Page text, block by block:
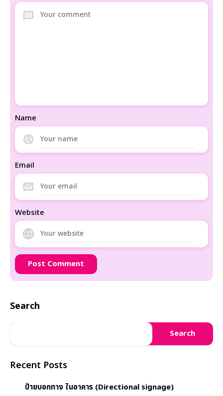
Name
Email
Website
Search
Search
Recent Posts
ป้ายบอกทาง ในอาคาร (Directional signage)